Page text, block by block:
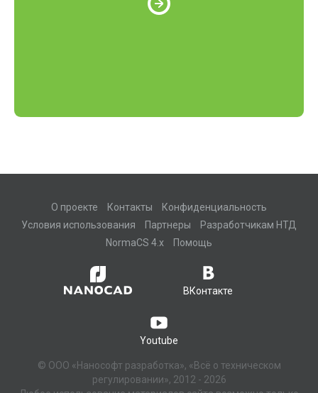
О проекте Контакты
Конфиденциальность
Условия использования
Партнеры
Разработчикам НТД
NormaCS 4.x
Помощь
ВКонтакте
Youtube
© ООО «Нанософт разработка», «Всё о техническом
регулировании», 2012 - 2026